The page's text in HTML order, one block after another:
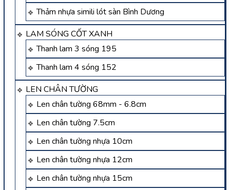
Thảm nhựa simili lót sàn Bình Dương
LAM SÓNG CỐT XANH
Thanh lam 3 sóng 195
Thanh lam 4 sóng 152
LEN CHÂN TƯỜNG
Len chân tường 68mm - 6.8cm
Len chân tường 7.5cm
Len chân tường nhựa 10cm
Len chân tường nhựa 12cm
Len chân tường nhựa 15cm